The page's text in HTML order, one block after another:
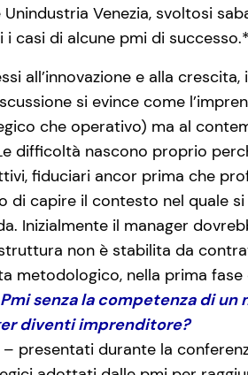
Venezia, svoltosi
i casi di alcune pmi di
all’innovazione e alla crescita,
si evince come
che operativo) ma al
difficoltà nascono proprio
fiduciari ancor prima che
capire il contesto nel quale
Inizialmente il manager
non è stabilita da
metodologico, nella prima
senza la competenza di un
diventi imprenditore?
– presentati durante la